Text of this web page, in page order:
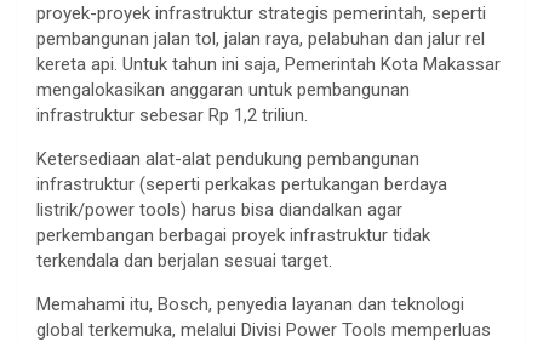
proyek-proyek infrastruktur strategis pemerintah, seperti
pembangunan jalan tol, jalan raya, pelabuhan dan jalur rel
kereta api. Untuk tahun ini saja, Pemerintah Kota Makassar
mengalokasikan anggaran untuk pembangunan
infrastruktur sebesar Rp 1,2 triliun.
Ketersediaan alat-alat pendukung pembangunan
infrastruktur (seperti perkakas pertukangan berdaya
listrik/power tools) harus bisa diandalkan agar
perkembangan berbagai proyek infrastruktur tidak
terkendala dan berjalan sesuai target.
Memahami itu, Bosch, penyedia layanan dan teknologi
global terkemuka, melalui Divisi Power Tools memperluas